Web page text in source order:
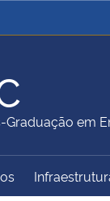
da Justiça e
da Educação
do Turismo
em